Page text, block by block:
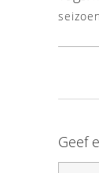
Geef